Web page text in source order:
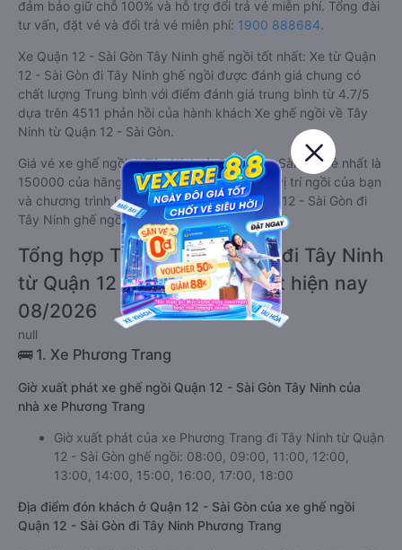
đảm bảo giữ chỗ 100% và hỗ trợ đổi trả vé miễn phí. Tổng đài
tư vấn, đặt vé và đổi trả vé miễn phí: 1900 888684.
Xe Quận 12 - Sài Gòn Tây Ninh ghế ngồi tốt nhất: Xe từ Quận
12 - Sài Gòn đi Tây Ninh ghế ngồi được đánh giá chung có
chất lượng Trung bình với điểm đánh giá trung bình từ 4.7/5
dựa trên 4511 phản hồi của hành khách Xe ghế ngồi về Tây
Ninh từ Quận 12 - Sài Gòn.
Giá vé xe ghế ngồi đi Tây Ninh từ Quận 12 - Sài Gòn rẻ nhất là
150000 của hãng xe Ba Đời. Tùy thuộc vào vị trí ngồi của bạn
và chương trình khuyến mãi, giá vé Xe Quận 12 - Sài Gòn đi
Tây Ninh ghế ngồi này có thể sẽ rẻ hơn
Tổng hợp TOP 4 xe ghế ngồi đi Tây Ninh
từ Quận 12 - Sài Gòn tốt nhất hiện nay
08/2026
null
🚌 1. Xe Phương Trang
Giờ xuất phát xe ghế ngồi Quận 12 - Sài Gòn Tây Ninh của
nhà xe Phương Trang
Giờ xuất phát của xe Phương Trang đi Tây Ninh từ Quận
12 - Sài Gòn ghế ngồi: 08:00, 09:00, 11:00, 12:00,
13:00, 14:00, 15:00, 16:00, 17:00, 18:00
Địa điểm đón khách ở Quận 12 - Sài Gòn của xe ghế ngồi
Quận 12 - Sài Gòn đi Tây Ninh Phương Trang